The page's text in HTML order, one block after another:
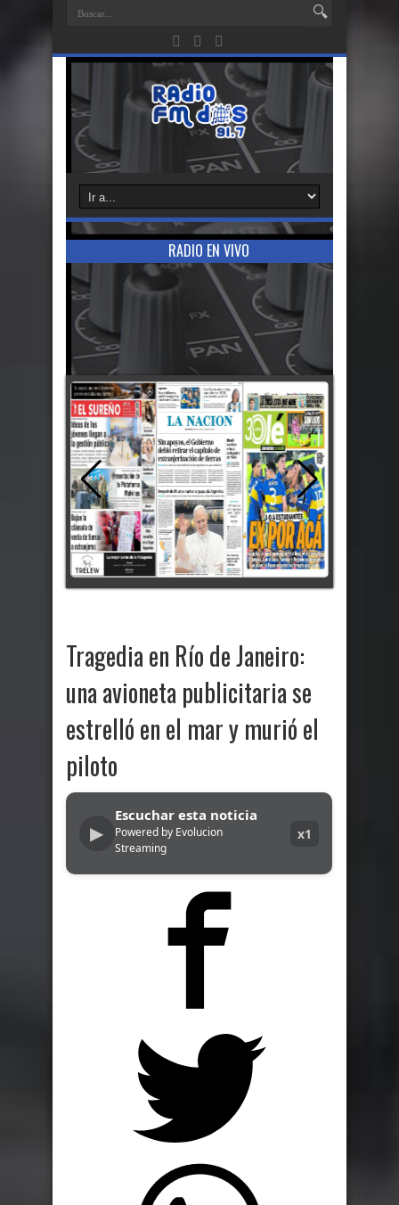
RADIO EN VIVO
Tragedia en Río de Janeiro:
una avioneta publicitaria se
estrelló en el mar y murió el
piloto
▶
Escuchar esta noticia
Powered by Evolucion
Streaming
x1